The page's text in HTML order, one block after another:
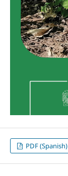
PDF (Spanish)